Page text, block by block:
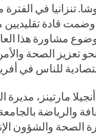
2024 ، وضمت قادة
مشاورة هذا
تعزيز الصحة
للناس في
مارتينز، مديرة
والرياضة
الصحة والشؤون